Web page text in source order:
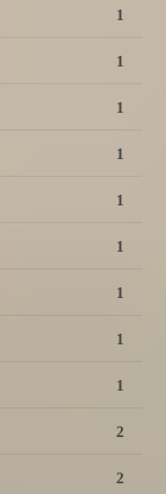
1
1
1
1
1
1
1
1
1
2
2